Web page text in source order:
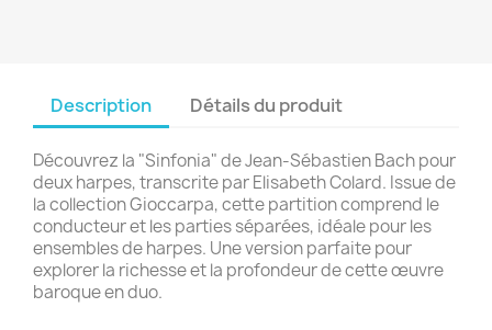
Description Détails du produit
Découvrez la "Sinfonia" de Jean-Sébastien Bach pour
deux harpes, transcrite par Elisabeth Colard. Issue de
la collection Gioccarpa, cette partition comprend le
conducteur et les parties séparées, idéale pour les
ensembles de harpes. Une version parfaite pour
explorer la richesse et la profondeur de cette œuvre
baroque en duo.